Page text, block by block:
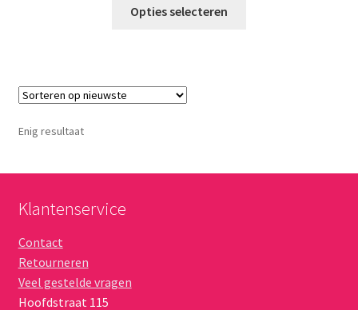
tot
Opties selecteren
Enig resultaat
Klantenservice
Contact
Retourneren
Veel gestelde vragen
Hoofdstraat 115